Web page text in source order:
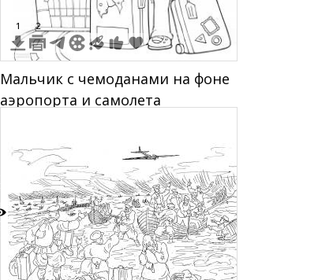
1 2
Мальчик с чемоданами на фоне
аэропорта и самолета